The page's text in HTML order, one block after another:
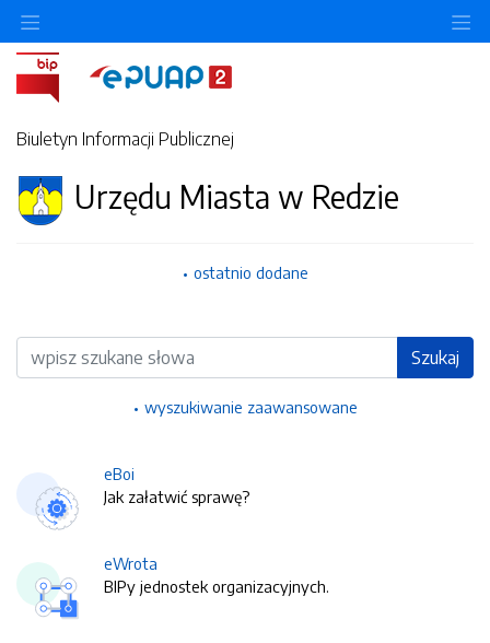
Biuletyn Informacji Publicznej
Urzędu Miasta w Redzie
ostatnio dodane
Wyszukiwarka Szukaj
wyszukiwanie zaawansowane
eBoi
Jak załatwić sprawę?
eWrota
BIPy jednostek organizacyjnych.